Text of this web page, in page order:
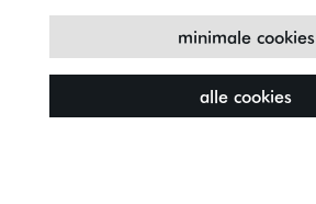
minimale cookies
alle cookies